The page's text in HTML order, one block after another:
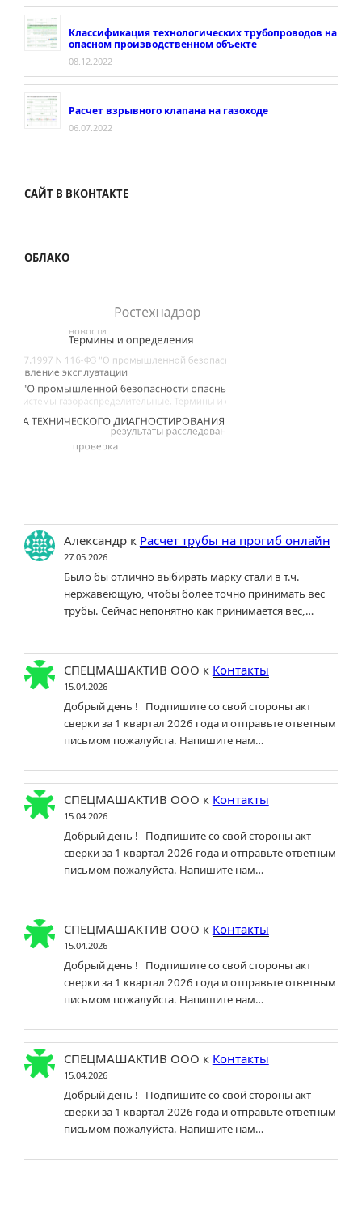
Классификация технологических трубопроводов на
опасном производственном объекте
08.12.2022
Расчет взрывного клапана на газоходе
06.07.2022
САЙТ В ВКОНТАКТЕ
ОБЛАКО
Александрк Расчет трубы на прогиб онлайн
27.05.2026
Было бы отлично выбирать марку стали в т.ч.
нержавеющую, чтобы более точно принимать вес
трубы. Сейчас непонятно как принимается вес,…
СПЕЦМАШАКТИВ ООО к Контакты
15.04.2026
Добрый день ! Подпишите со свой стороны акт
сверки за 1 квартал 2026 года и отправьте ответным
письмом пожалуйста. Напишите нам…
СПЕЦМАШАКТИВ ООО к Контакты
15.04.2026
Добрый день ! Подпишите со свой стороны акт
сверки за 1 квартал 2026 года и отправьте ответным
письмом пожалуйста. Напишите нам…
СПЕЦМАШАКТИВ ООО к Контакты
15.04.2026
Добрый день ! Подпишите со свой стороны акт
сверки за 1 квартал 2026 года и отправьте ответным
письмом пожалуйста. Напишите нам…
СПЕЦМАШАКТИВ ООО к Контакты
15.04.2026
Добрый день ! Подпишите со свой стороны акт
сверки за 1 квартал 2026 года и отправьте ответным
письмом пожалуйста. Напишите нам…